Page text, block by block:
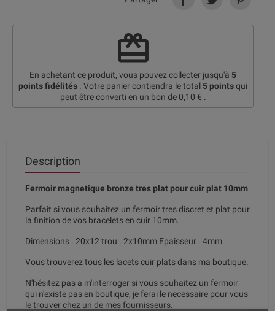
redeem
En achetant ce produit, vous pouvez collecter jusqu'à 5
points fidélités . Votre panier contiendra le total 5 pointsqui
peut être converti en un bon de 0,10 € .
Description
Fermoir magnetique bronze tres plat pour cuir plat 10mm
Parfait si vous souhaitez un fermoir tres discret et plat pour
la finition de vos bracelets en cuir 10mm.
Dimensions . 20x12 trou . 2x10mm Epaisseur . 4mm
Vous trouverez tous les lacets cuir plats dans ma boutique.
N'hésitez pas a m'interroger si vous souhaitez un fermoir
qui n'existe pas en boutique, je ferai le necessaire pour vous
le trouver chez un de mes fournisseurs.